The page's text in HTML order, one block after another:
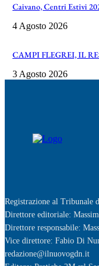
Caivano, Centri Estivi
4 Agosto 2026
CAMPI FLEGREI, IL
3 Agosto 2026
Registrazione al Tribunale
Direttore editoriale:
Direttore responsabile:
Vice direttore: Fabio Di
redazione@ilnuovogdn.it